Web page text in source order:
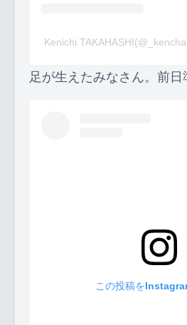
Kenichi
足が生えたみなさん。前日
この投稿を